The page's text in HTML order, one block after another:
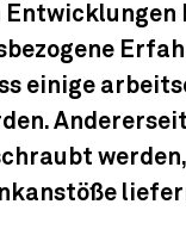
einige